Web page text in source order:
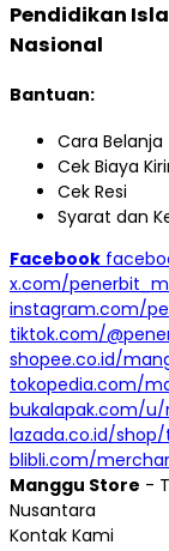
Pendidikan
Nasional
Bantuan:
Cara Belanja
Cek Biaya
Cek Resi
Syarat dan
Facebook
x.com/
instagram.com/
tiktok.com/
shopee.co.id/
tokopedia.com/
bukalapak.com/
lazada.co.id/
blibli.com/
Manggu Store -
Nusantara
Kontak Kami